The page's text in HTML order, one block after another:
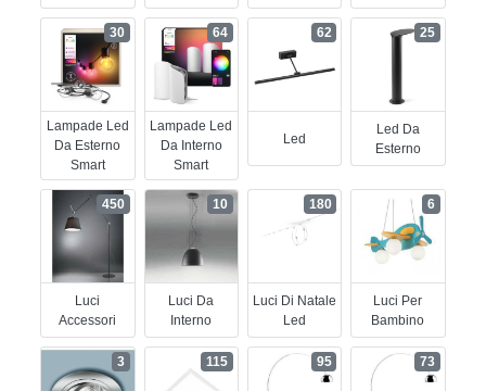
Lampade Led
Da Esterno
Smart
30
Lampade Led
Da Interno
Smart
64
Led
62
Led Da
Esterno
25
Luci
Accessori
450
Luci Da
Interno
10
Luci Di Natale
Led
180
Luci Per
Bambino
6
3 115 95 73